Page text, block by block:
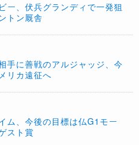
ー、伏兵グランディで一発狙
トン厩舎
手に善戦のアルジャッジ、今
リカ遠征へ
ム、今後の目標は仏G1モー
スト賞